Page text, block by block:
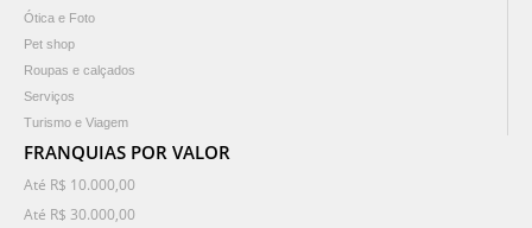
Ótica e Foto
Pet shop
Roupas e calçados
Serviços
Turismo e Viagem
FRANQUIAS POR VALOR
Até R$ 10.000,00
Até R$ 30.000,00